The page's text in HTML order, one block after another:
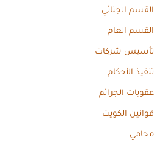
القسم الجنائي
القسم العام
تأسيس شركات
تنفيذ الأحكام
عقوبات الجرائم
قوانين الكويت
محامي